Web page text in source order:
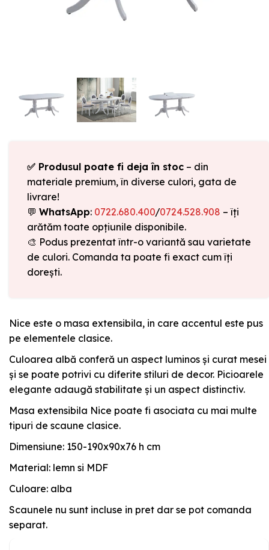
✅ Produsul poate fi deja în stoc – din
materiale premium, în diverse culori, gata de
livrare!
💬 WhatsApp: 0722.680.400/0724.528.908 – îți
arătăm toate opțiunile disponibile.
🎨 Podus prezentat într-o variantă sau varietate
de culori. Comanda ta poate fi exact cum îți
dorești.
Nice este o masa extensibila, in care accentul este pus
pe elementele clasice.
Culoarea albă conferă un aspect luminos și curat mesei
și se poate potrivi cu diferite stiluri de decor. Picioarele
elegante adaugă stabilitate și un aspect distinctiv.
Masa extensibila Nice poate fi asociata cu mai multe
tipuri de scaune clasice.
Dimensiune: 150-190x90x76 h cm
Material: lemn si MDF
Culoare: alba
Scaunele nu sunt incluse in pret dar se pot comanda
separat.